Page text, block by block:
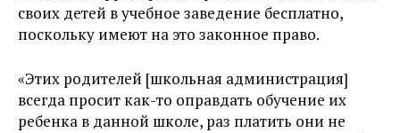
своих детей в учебное заведение бесплатно,
поскольку имеют на это законное право.
«Этих родителей [школьная администрация]
всегда просит как-то оправдать обучение их
ребенка в данной школе, раз платить они не